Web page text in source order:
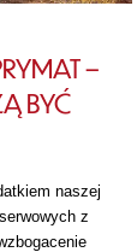
–
BYĆ
naszej
z